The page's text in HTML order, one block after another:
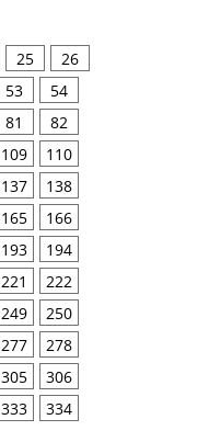
25
26
53
54
81
82
109
110
137
138
165
166
193
194
221
222
249
250
277
278
305
306
333
334